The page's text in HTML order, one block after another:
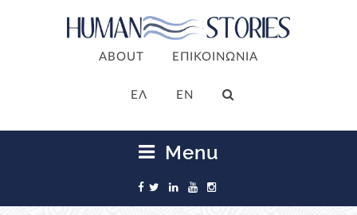
ABOUT ΕΠΙΚΟΙΝΩΝΙΑ
ΕΛ EN
Menu